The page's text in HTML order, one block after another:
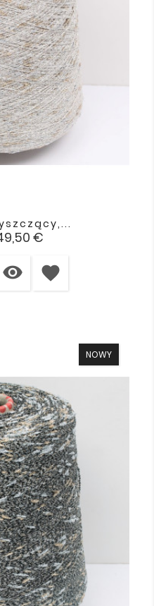
€
 favorite
NOWY